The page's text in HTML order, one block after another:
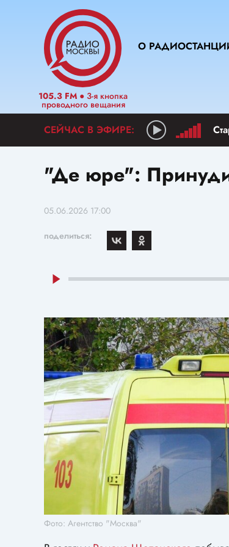
105.3 FM ● 3-я кнопка
проводного вещания
О
"Де юре":
05.06.2026 17:00
поделиться:
Фото: Агентство "Москва"